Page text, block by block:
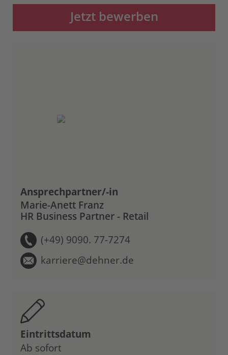
Jetzt bewerben
Ansprechpartner/-in
Marie-Anett Franz
HR Business Partner - Retail
(+49) 9090. 77-7274
karriere@dehner.de
Eintrittsdatum
Ab sofort